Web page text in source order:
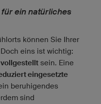
für ein natürliches
können Sie Ihrer
eins ist wichtig:
vollgestellt sein. Eine
eingesetzte
beruhigendes
sind